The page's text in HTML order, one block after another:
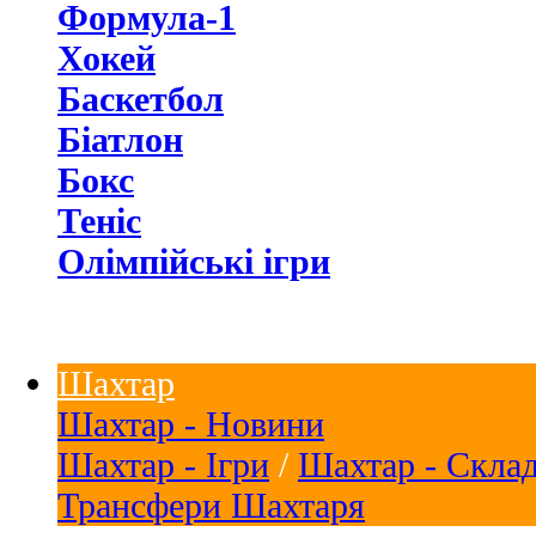
Формула-1
Хокей
Баскетбол
Біатлон
Бокс
Теніс
Олімпійські ігри
Шахтар
Шахтар - Новини
Шахтар - Ігри / Шахтар -
Трансфери Шахтаря